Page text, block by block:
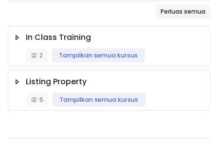
Perluas semua
In Class Training
2 Tampilkan semua kursus
Listing Property
5 Tampilkan semua kursus